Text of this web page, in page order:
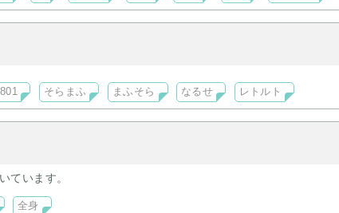
801 そらまふ まふそら なるせ レトルト
ています。
全身